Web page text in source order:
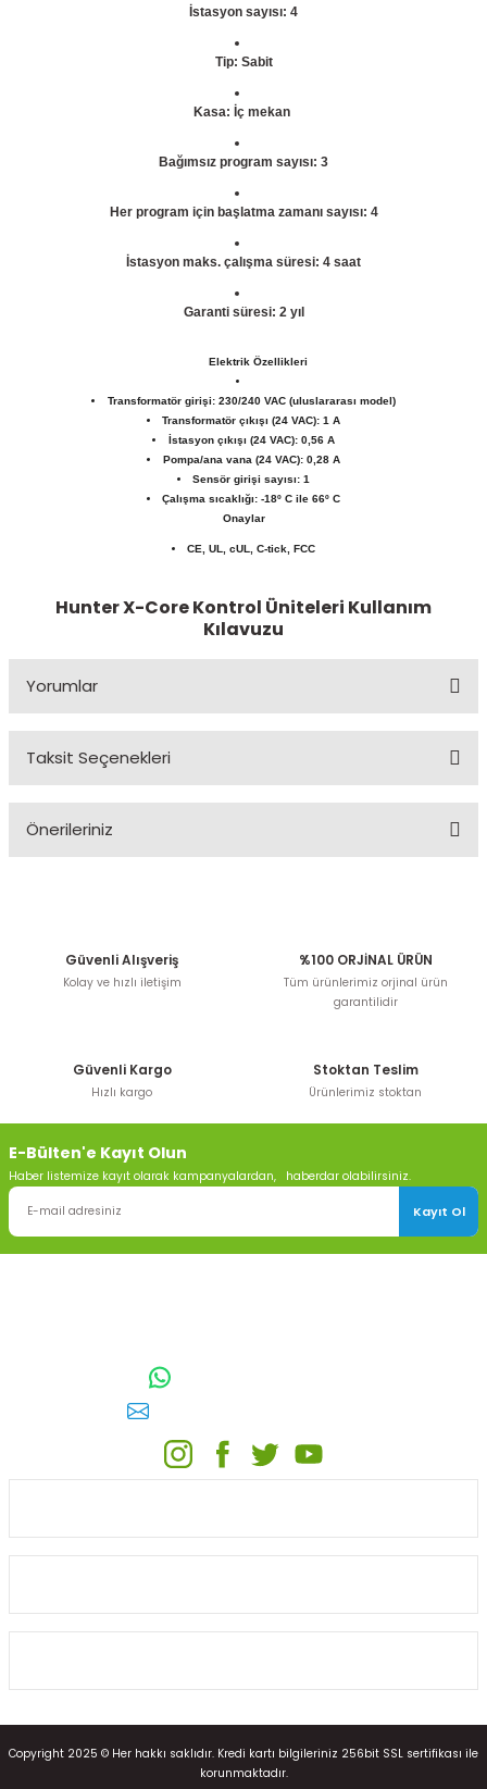
İstasyon sayısı: 4
Tip: Sabit
Kasa: İç mekan
Bağımsız program sayısı: 3
Her program için başlatma zamanı sayısı: 4
İstasyon maks. çalışma süresi: 4 saat
Garanti süresi: 2 yıl
Elektrik Özellikleri
Transformatör girişi: 230/240 VAC (uluslararası model)
Transformatör çıkışı (24 VAC): 1 A
İstasyon çıkışı (24 VAC): 0,56 A
Pompa/ana vana (24 VAC): 0,28 A
Sensör girişi sayısı: 1
Çalışma sıcaklığı: -18º C ile 66º C
Onaylar
CE, UL, cUL, C-tick, FCC
Hunter X-Core Kontrol Üniteleri Kullanım
Kılavuzu
Yorumlar
Taksit Seçenekleri
Önerileriniz
Ürün resmi kalitesiz, bozuk veya görüntülenemiyor.
Ürün bilgilerinde hatalar bulunuyor.
Ürün fiyatı diğer sitelerden daha pahalı.
Bu ürüne benzer farklı alternatifler olmalı.
Güvenli Alışveriş
Kolay ve hızlı iletişim
%100 ORJİNAL ÜRÜN
Tüm ürünlerimiz orjinal ürün
garantilidir
Güvenli Kargo
Hızlı kargo
Stoktan Teslim
Ürünlerimiz stoktan
E-Bülten'e Kayıt Olun
Haber listemize kayıt olarak kampanyalardan, haberdar olabilirsiniz.
Kayıt Ol
Copyright 2025 © Her hakkı saklıdır. Kredi kartı bilgileriniz 256bit SSL sertifikası ile
korunmaktadır.